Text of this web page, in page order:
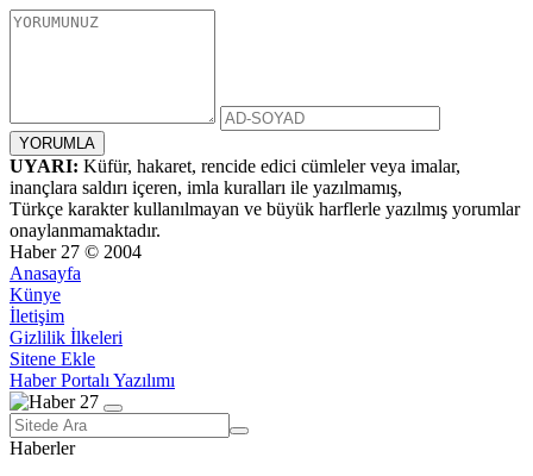
UYARI: Küfür, hakaret, rencide edici cümleler veya imalar,
inançlara saldırı içeren, imla kuralları ile yazılmamış,
Türkçe karakter kullanılmayan ve büyük harflerle yazılmış yorumlar
onaylanmamaktadır.
Haber 27 © 2004
Anasayfa
Künye
İletişim
Gizlilik İlkeleri
Sitene Ekle
Haber Portalı Yazılımı
Haberler